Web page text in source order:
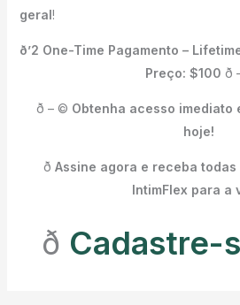
geral!
ð’2 One-Time Pagamento –
Preço: $100 ð
ð – © Obtenha acesso imediato
hoje!
ð Assine agora e receba
IntimFlex para a
ð Cadastre-